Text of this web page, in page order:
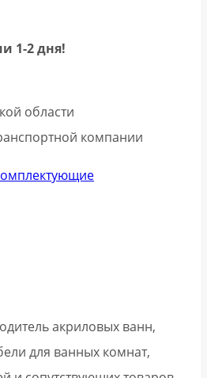
1-2 дня!
области
компании
акриловых ванн,
для ванных комнат,